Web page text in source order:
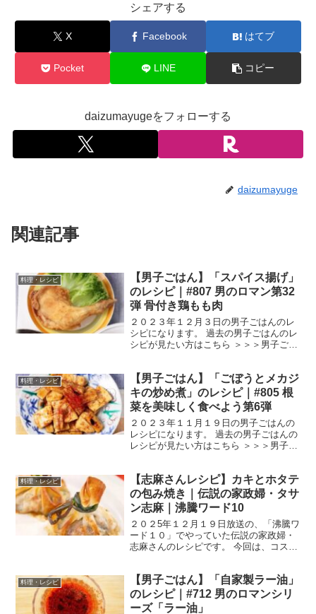
シェアする
X Facebook はてブ
Pocket LINE コピー
daizumayugeをフォローする
daizumayuge
関連記事
料理・レシピ
【男子ごはん】「スパイス揚げ」
のレシピ｜#807 男のロマン第32
弾 骨付き鶏もも肉
２０２３年１２月３日の男子ごはんのレ
シピになります。 過去の男子ごはんのレ
シピが見たい方はこちら ＞＞＞男子ごは
付き鶏もも肉 ２本（６００g） 塩 小
さじ１ 黒こ...
料理・レシピ
【男子ごはん】「ごぼうとメカジ
キの炒め煮」のレシピ｜#805 根
菜を美味しく食べよう第6弾
２０２３年１１月１９日の男子ごはんの
レシピになります。 過去の男子ごはんの
レシピが見たい方はこちら ＞＞＞男子ご
う 小１本（１００g） メカジキ １５
０g 塩 １...
料理・レシピ
【志麻さんレシピ】カキとホタテ
の包み焼き｜伝説の家政婦・タサ
ン志麻｜沸騰ワード10
２０２5年１２月１９日放送の、「沸騰ワ
ード１０」でやっていた伝説の家政婦・
志麻さんのレシピです。 今回は、コスト
３号のお二人を迎えて、「クリスマス大
料理祭」です。 ...
料理・レシピ
【男子ごはん】「自家製ラー油」
のレシピ｜#712 男のロマンシリ
ーズ「ラー油」